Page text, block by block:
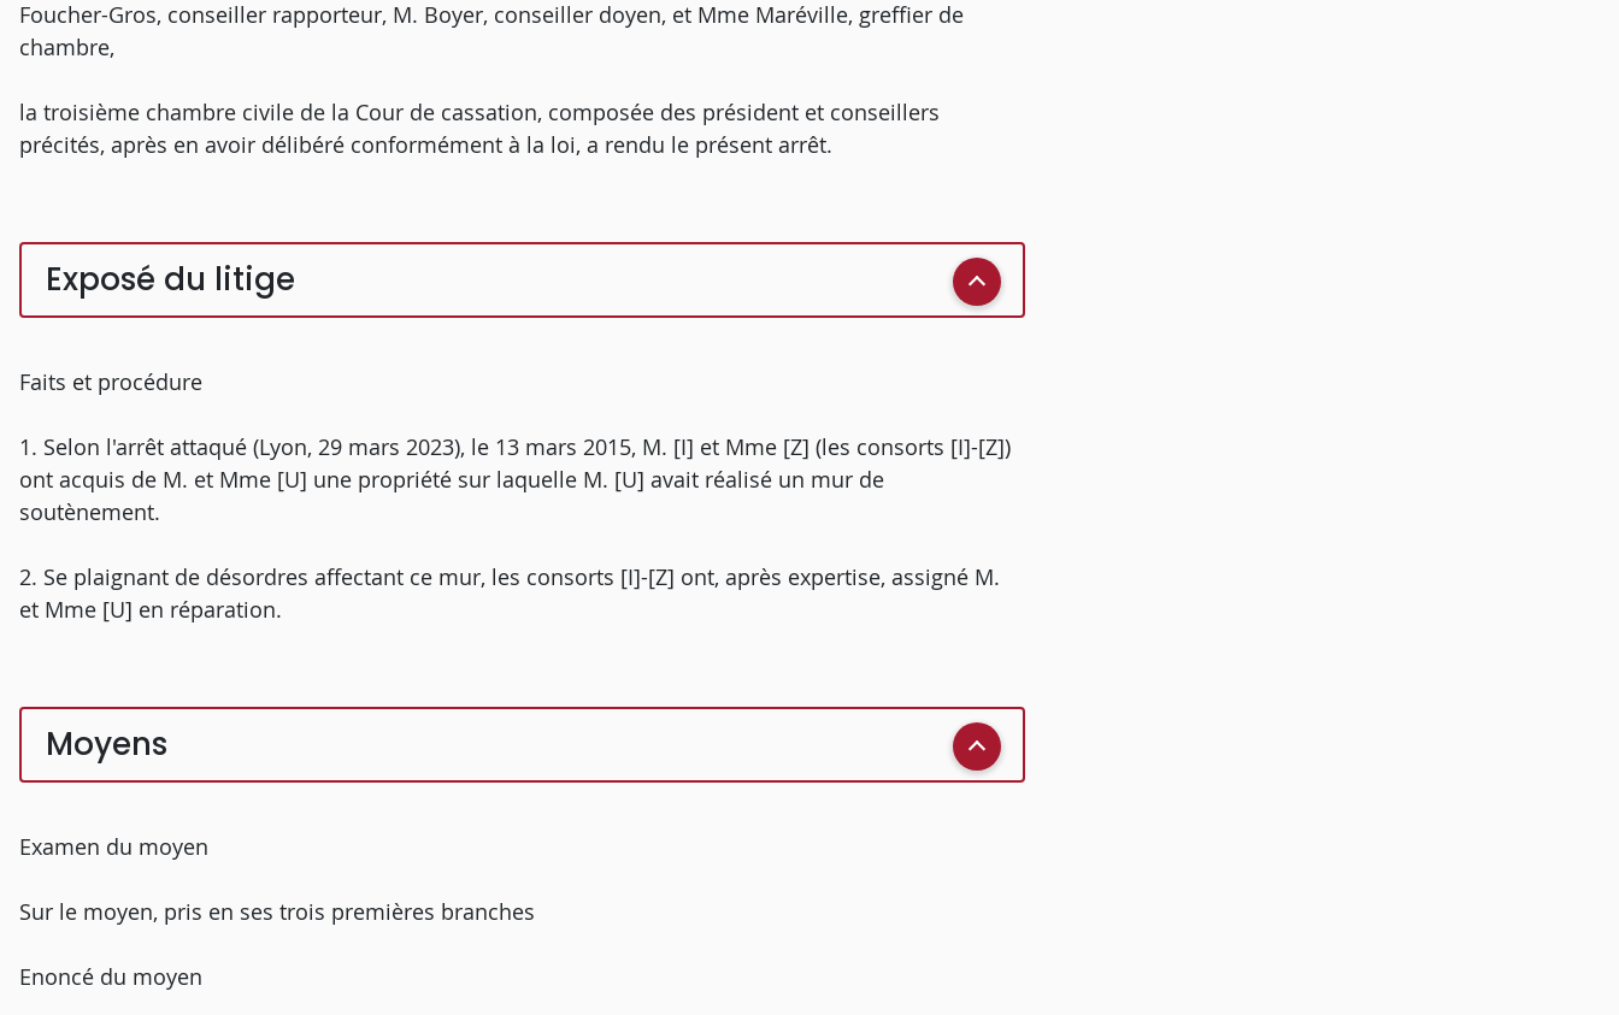
Foucher-Gros, conseiller rapporteur, M. Boyer, conseiller doyen, et Mme Maréville, greffier de
chambre,
la troisième chambre civile de la Cour de cassation, composée des président et conseillers
précités, après en avoir délibéré conformément à la loi, a rendu le présent arrêt.
Exposé du litige
Faits et procédure
1. Selon l'arrêt attaqué (Lyon, 29 mars 2023), le 13 mars 2015, M. [I] et Mme [Z] (les consorts [I]-[Z])
ont acquis de M. et Mme [U] une propriété sur laquelle M. [U] avait réalisé un mur de
soutènement.
2. Se plaignant de désordres affectant ce mur, les consorts [I]-[Z] ont, après expertise, assigné M.
et Mme [U] en réparation.
Moyens
Examen du moyen
Sur le moyen, pris en ses trois premières branches
Enoncé du moyen